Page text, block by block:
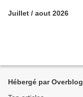
Juillet / aout 2026
Hébergé par Overblog